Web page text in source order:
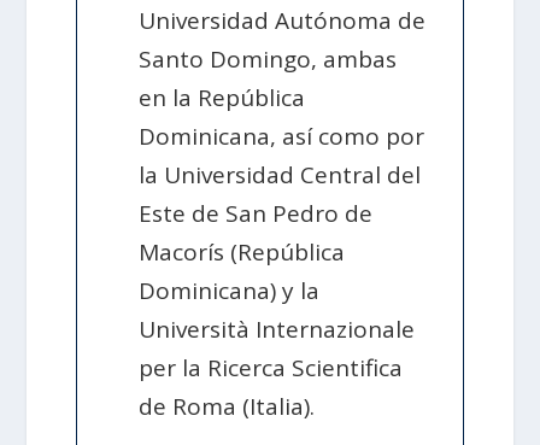
Universidad Autónoma de
Santo Domingo, ambas
en la República
Dominicana, así como por
la Universidad Central del
Este de San Pedro de
Macorís (República
Dominicana) y la
Università Internazionale
per la Ricerca Scientifica
de Roma (Italia).